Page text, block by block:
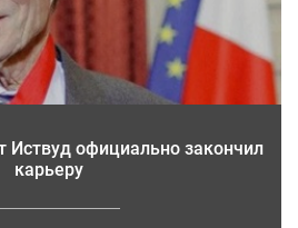
Иствуд официально закончил
карьеру